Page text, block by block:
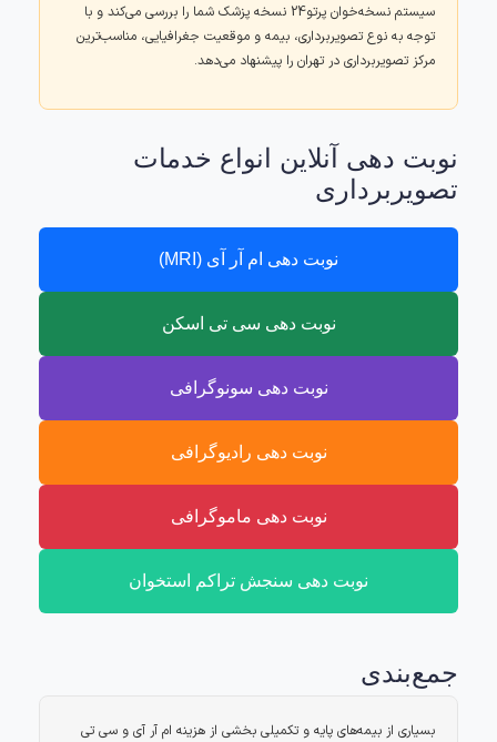
سیستم نسخه‌خوان پرتو24 نسخه پزشک شما را بررسی می‌کند و با
توجه به نوع تصویربرداری، بیمه و موقعیت جغرافیایی، مناسب‌ترین
مرکز تصویربرداری در تهران را پیشنهاد می‌دهد.
نوبت دهی آنلاین انواع خدمات
تصویربرداری
نوبت دهی ام آر آی (MRI)
نوبت دهی سی تی اسکن
نوبت دهی سونوگرافی
نوبت دهی رادیوگرافی
نوبت دهی ماموگرافی
نوبت دهی سنجش تراکم استخوان
جمع‌بندی
بسیاری از بیمه‌های پایه و تکمیلی بخشی از هزینه ام آر آی و سی تی